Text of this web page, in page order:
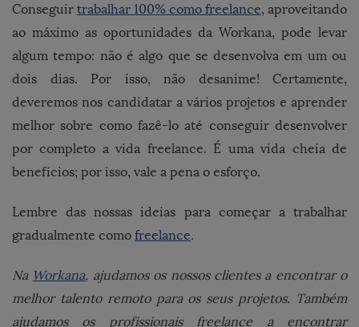
Conseguir trabalhar 100% como freelance, aproveitando
ao máximo as oportunidades da Workana, pode levar
algum tempo: não é algo que se desenvolva em um ou
dois dias. Por isso, não desanime! Certamente,
deveremos nos candidatar a vários projetos e aprender
melhor sobre como fazê-lo até conseguir desenvolver
por completo a vida freelance. É uma vida cheia de
benefícios; por isso, vale a pena o esforço.
Lembre das nossas ideias para começar a trabalhar
gradualmente como freelance.
Na Workana, ajudamos os nossos clientes a encontrar o
melhor talento remoto para os seus projetos. Também
ajudamos os profissionais freelance a encontrar